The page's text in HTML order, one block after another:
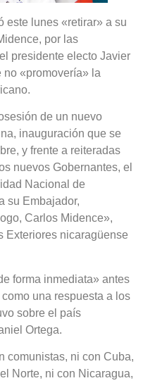
este lunes «retirar» a su
por las
presidente electo Javier
no «promovería» la
de un nuevo
inauguración que se
y frente a reiteradas
nuevos Gobernantes, el
Nacional de
su Embajador,
Carlos Midence»,
Exteriores nicaragüense
forma inmediata» antes
una respuesta a los
sobre el país
Ortega.
comunistas, ni con Cuba,
Norte, ni con Nicaragua,